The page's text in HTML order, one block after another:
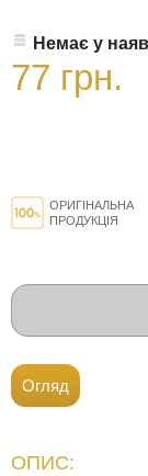
Немає у
77 грн.
ОРИГІНАЛЬНА
ПРОДУКЦІЯ
Огляд
ОПИС: